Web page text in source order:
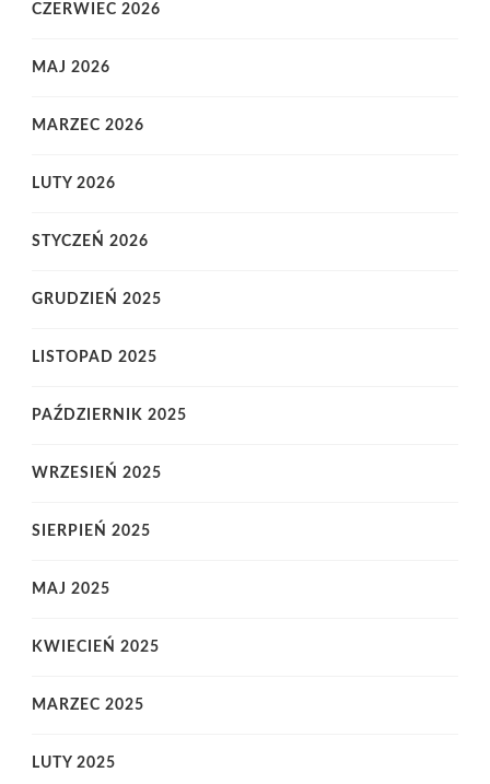
CZERWIEC 2026
MAJ 2026
MARZEC 2026
LUTY 2026
STYCZEŃ 2026
GRUDZIEŃ 2025
LISTOPAD 2025
PAŹDZIERNIK 2025
WRZESIEŃ 2025
SIERPIEŃ 2025
MAJ 2025
KWIECIEŃ 2025
MARZEC 2025
LUTY 2025